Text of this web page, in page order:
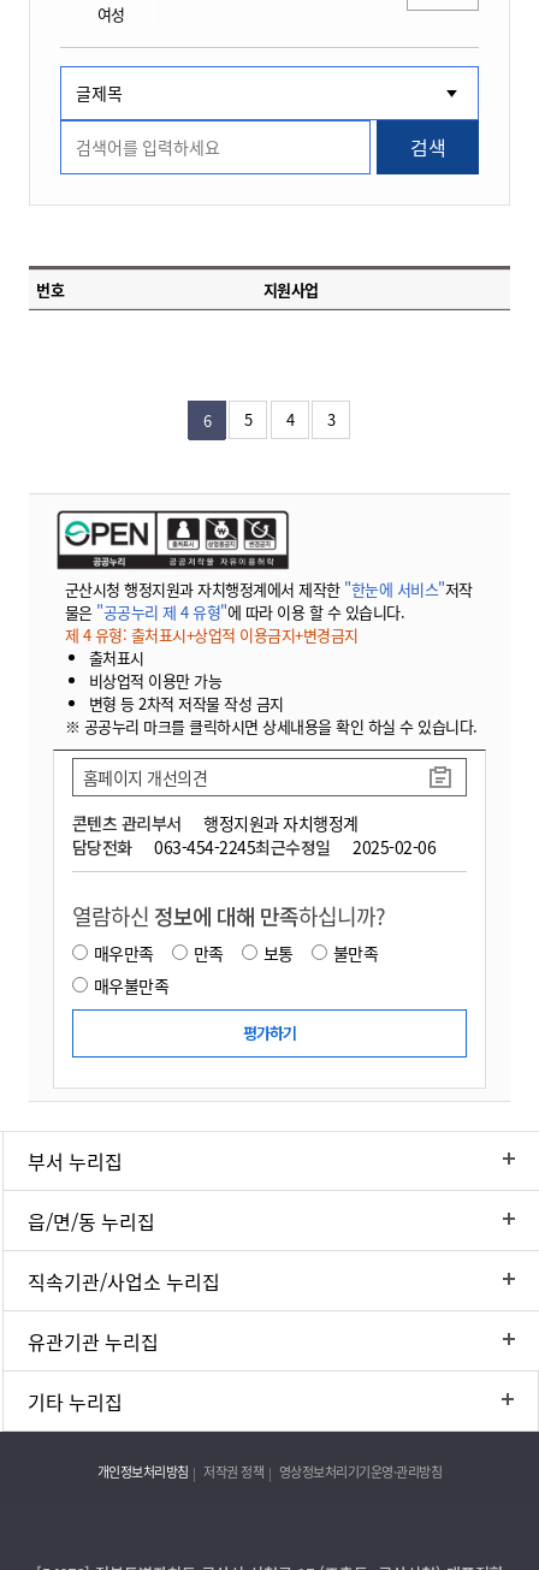
여성
검색
번호 지원사업
6 5 4 3
군산시청 행정지원과 자치행정계에서 제작한 "한눈에 서비스"저작
물은 "공공누리 제 4 유형"에 따라 이용 할 수 있습니다.
제 4 유형: 출처표시+상업적 이용금지+변경금지
출처표시
비상업적 이용만 가능
변형 등 2차적 저작물 작성 금지
※ 공공누리 마크를 클릭하시면 상세내용을 확인 하실 수 있습니다.
콘텐츠 관리부서
행정지원과 자치행정계
담당전화
063-454-2245최근수정일 2025-02-06
홈페이지 개선의견
열람하신 정보에 대해 만족하십니까?
매우만족 만족 보통
불만족
매우불만족
부서 누리집
읍/면/동 누리집
직속기관/사업소 누리집
유관기관 누리집
기타 누리집
개인정보처리방침 저작권 정책 영상정보처리기기운영·관리방침